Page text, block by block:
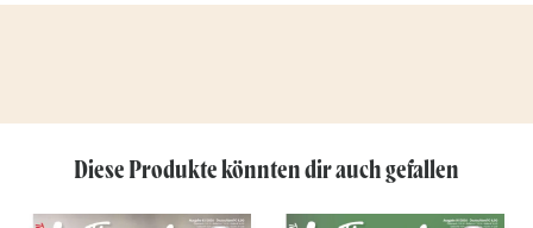
Diese Produkte könnten dir auch gefallen